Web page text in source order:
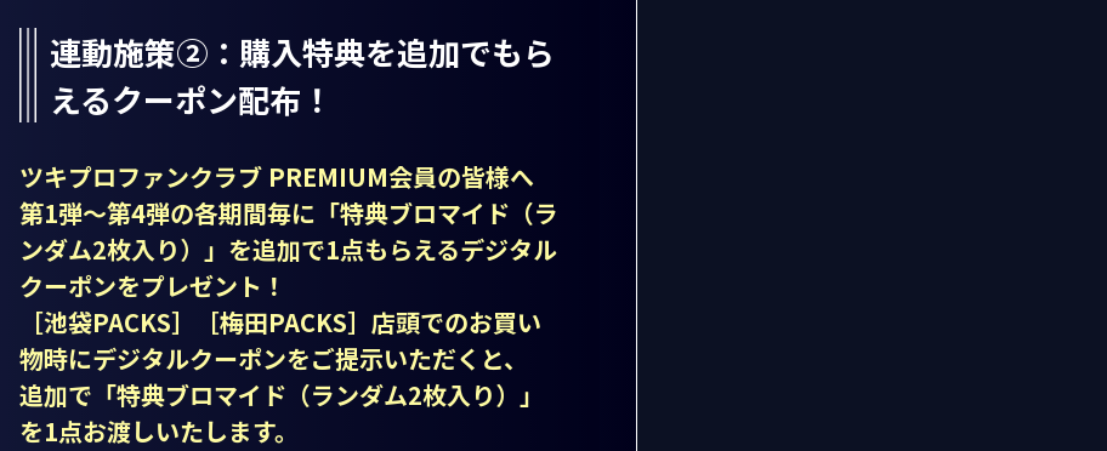
連動施策②：購入特典を追加でもら
えるクーポン配布！
ツキプロファンクラブ PREMIUM会員の皆様へ
第1弾～第4弾の各期間毎に「特典ブロマイド（ラ
ンダム2枚入り）」を追加で1点もらえるデジタル
クーポンをプレゼント！
［池袋PACKS］［梅田PACKS］店頭でのお買い
物時にデジタルクーポンをご提示いただくと、
追加で「特典ブロマイド（ランダム2枚入り）」
を1点お渡しいたします。